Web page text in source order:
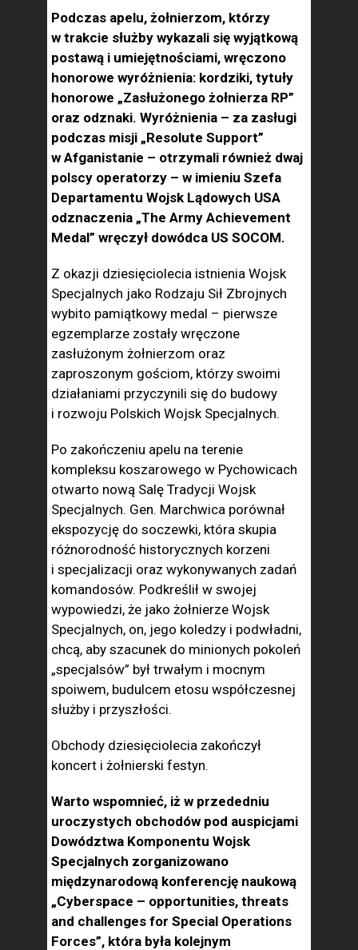
Podczas apelu, żołnierzom, którzy
w trakcie służby wykazali się wyjątkową
postawą i umiejętnościami, wręczono
honorowe wyróżnienia: kordziki, tytuły
honorowe „Zasłużonego żołnierza RP”
oraz odznaki. Wyróżnienia – za zasługi
podczas misji „Resolute Support”
w Afganistanie – otrzymali również dwaj
polscy operatorzy – w imieniu Szefa
Departamentu Wojsk Lądowych USA
odznaczenia „The Army Achievement
Medal” wręczył dowódca US SOCOM.
Z okazji dziesięciolecia istnienia Wojsk
Specjalnych jako Rodzaju Sił Zbrojnych
wybito pamiątkowy medal – pierwsze
egzemplarze zostały wręczone
zasłużonym żołnierzom oraz
zaproszonym gościom, którzy swoimi
działaniami przyczynili się do budowy
i rozwoju Polskich Wojsk Specjalnych.
Po zakończeniu apelu na terenie
kompleksu koszarowego w Pychowicach
otwarto nową Salę Tradycji Wojsk
Specjalnych. Gen. Marchwica porównał
ekspozycję do soczewki, która skupia
różnorodność historycznych korzeni
i specjalizacji oraz wykonywanych zadań
komandosów. Podkreślił w swojej
wypowiedzi, że jako żołnierze Wojsk
Specjalnych, on, jego koledzy i podwładni,
chcą, aby szacunek do minionych pokoleń
„specjalsów” był trwałym i mocnym
spoiwem, budulcem etosu współczesnej
służby i przyszłości.
Obchody dziesięciolecia zakończył
koncert i żołnierski festyn.
Warto wspomnieć, iż w przededniu
uroczystych obchodów pod auspicjami
Dowództwa Komponentu Wojsk
Specjalnych zorganizowano
międzynarodową konferencję naukową
„Cyberspace – opportunities, threats
and challenges for Special Operations
Forces”, która była kolejnym